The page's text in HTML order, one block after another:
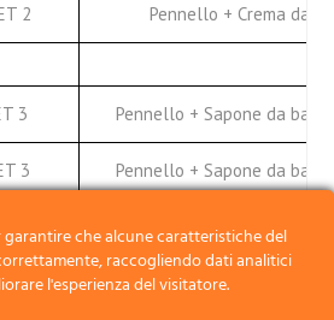
2 Pennello + Crema da
3 Pennello + Sapone da
3 Pennello + Sapone da
3 Pennello + Sapone da
garantire che alcune caratteristiche del
raccogliendo dati analitici
l'esperienza del visitatore.